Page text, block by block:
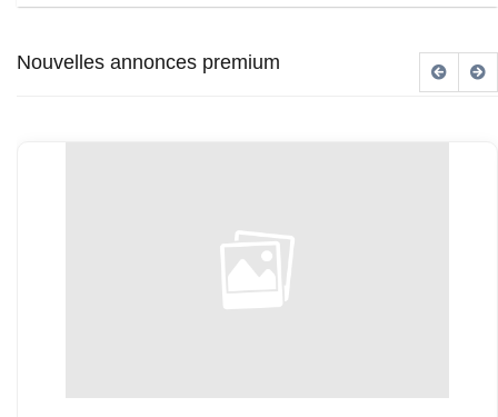
Nouvelles annonces premium